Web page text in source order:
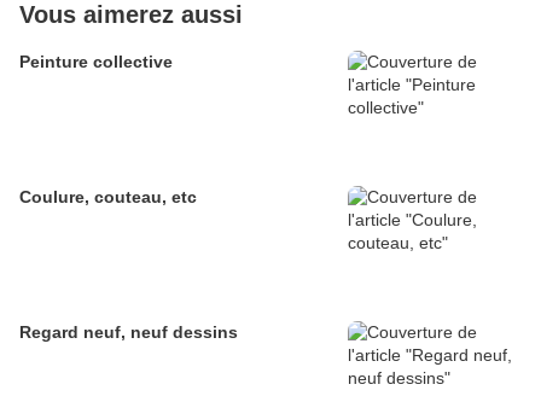
Vous aimerez aussi
Peinture collective
Coulure, couteau, etc
Regard neuf, neuf dessins